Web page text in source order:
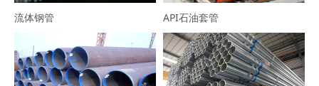
流体钢管 API石油套管